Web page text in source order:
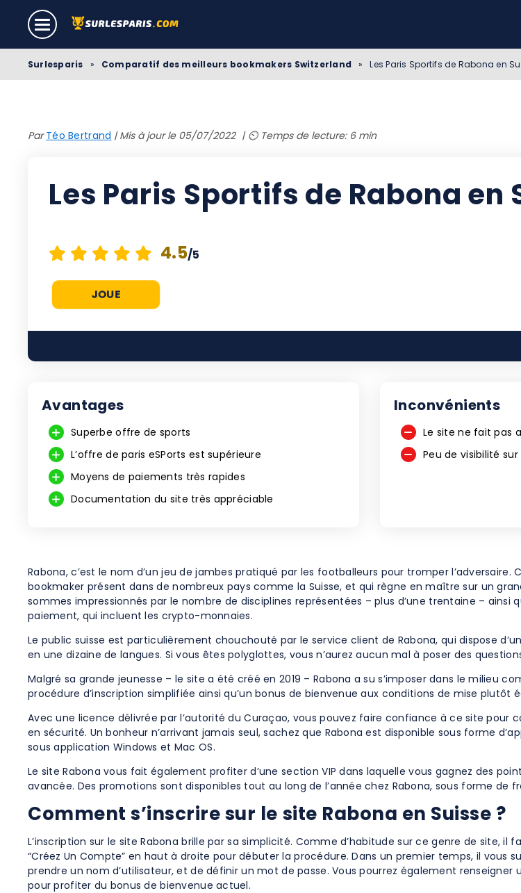
Surlesparis » Comparatif des meilleurs bookmakers Switzerland » Les Paris Sportifs de Rabona en
ParTéo Bertrand |Mis à jour le 05/07/2022 ⏲️ Temps de lecture: 6 min
Les Paris Sportifs de Rabona en
4.5/5
JOUE
Avantages
Superbe offre de sports
L’offre de paris eSPorts est supérieure
Moyens de paiements très rapides
Documentation du site très appréciable
Inconvénients
Le site ne fait pas
Peu de visibilité
Rabona, c’est le nom d’un jeu de jambes pratiqué par les footballeurs pour tromper l’adversaire.
bookmaker présent dans de nombreux pays comme la Suisse, et qui règne en maître sur un
sommes impressionnés par le nombre de disciplines représentées – plus d’une trentaine – ainsi
paiement, qui incluent les crypto-monnaies.
Le public suisse est particulièrement chouchouté par le service client de Rabona, qui dispose
en une dizaine de langues. Si vous êtes polyglottes, vous n’aurez aucun mal à poser des
Malgré sa grande jeunesse – le site a été créé en 2019 – Rabona a su s’imposer dans le milieu
procédure d’inscription simplifiée ainsi qu’un bonus de bienvenue aux conditions de mise plutôt
Avec une licence délivrée par l’autorité du Curaçao, vous pouvez faire confiance à ce site pour
en sécurité. Un bonheur n’arrivant jamais seul, sachez que Rabona est disponible sous forme
sous application Windows et Mac OS.
Le site Rabona vous fait également profiter d’une section VIP dans laquelle vous gagnez des
avancée. Des promotions sont disponibles tout au long de l’année chez Rabona, sous forme de
Comment s’inscrire sur le site Rabona en Suisse ?
L’inscription sur le site Rabona brille par sa simplicité. Comme d’habitude sur ce genre de site, il
“Créez Un Compte” en haut à droite pour débuter la procédure. Dans un premier temps, il vous
prendre un nom d’utilisateur, et de définir un mot de passe. Vous pourrez également renseigner
pour profiter du bonus de bienvenue actuel.